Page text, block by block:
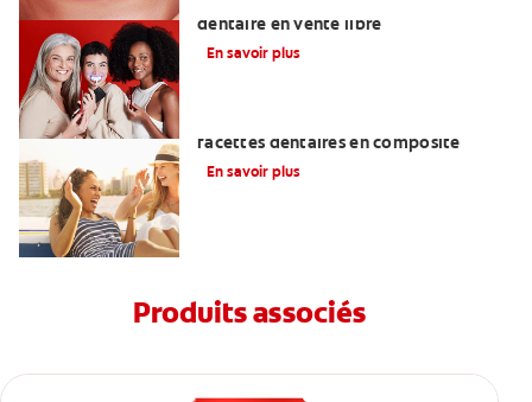
dentaire en vente libre
En savoir plus
facettes dentaires en composite
En savoir plus
Produits associés